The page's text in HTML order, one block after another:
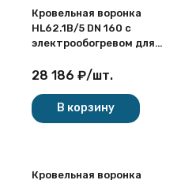
Кровельная воронка
HL62.1B/5 DN 160 с
электрообогревом для
кровли
28 186 ₽/шт.
В корзину
Кровельная воронка